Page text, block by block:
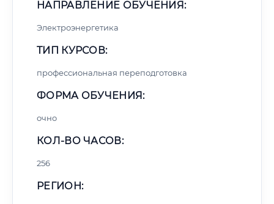
НАПРАВЛЕНИЕ ОБУЧЕНИЯ:
Электроэнергетика
ТИП КУРСОВ:
профессиональная переподготовка
ФОРМА ОБУЧЕНИЯ:
очно
КОЛ-ВО ЧАСОВ:
256
РЕГИОН: